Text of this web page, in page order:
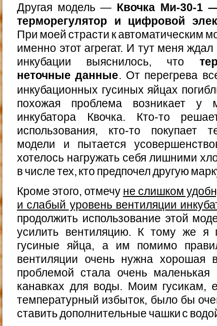
Другая модель — Квочка Ми-30-1
терморегулятор и цифровой
При моей страсти к автоматическим
именно этот агрегат. И тут меня
инкубации выяснилось, что
неточные данные. От перегрева
инкубационных гусиных яйцах
похожая проблема возникает у
инкубатора Квочка. Кто-то
использования, кто-то покупает
модели и пытается
хотелось нагружать себя лишними
в числе тех, кто предпочел другую
Кроме этого, отмечу не слишком
и слабый уровень вентиляции
продолжить использование этой
усилить вентиляцию. К тому же я
гусиные яйца, а им помимо
вентиляции очень нужна хорошая
проблемой стала очень
канавках для воды. Моим гусикам,
температурный избыток, было бы
ставить дополнительные чашки с